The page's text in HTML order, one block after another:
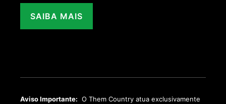
SAIBA MAIS
Aviso Importante: O Them Country atua exclusivamente